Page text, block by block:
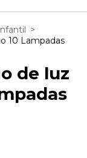
>
10 Lampadas
de luz